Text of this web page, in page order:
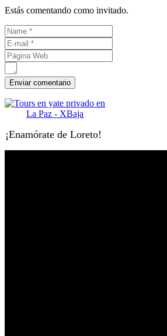
Estás comentando como invitado.
¡Enamórate de Loreto!